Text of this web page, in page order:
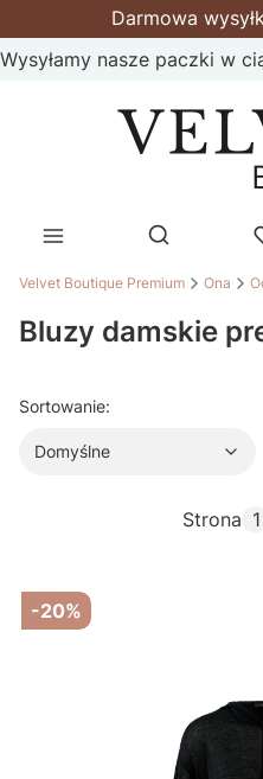
Darmowa
Wysyłamy nasze paczki w
Otwórz
Velvet Boutique Premium Ona
Bluzy damskie
Sortowanie:
Domyślne
Strona
-20%